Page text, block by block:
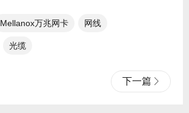
Mellanox万兆网卡 网线
光缆
下一篇